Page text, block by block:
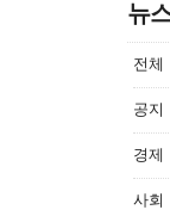
뉴
전체
공지
경제
사회